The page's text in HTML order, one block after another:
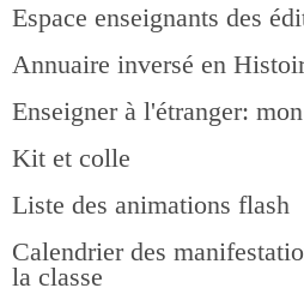
Espace enseignants des
Annuaire inversé en
Enseigner à l'étranger:
Kit et colle
Liste des animations flash
Calendrier des
la classe